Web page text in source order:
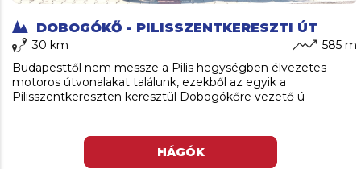
DOBOGÓKŐ - PILISSZENTKERESZTI ÚT
30 km
585 m
Budapesttől nem messze a Pilis hegységben élvezetes
motoros útvonalakat találunk, ezekből az egyik a
Pilisszentkereszten keresztül Dobogókőre vezető ú
HÁGÓK